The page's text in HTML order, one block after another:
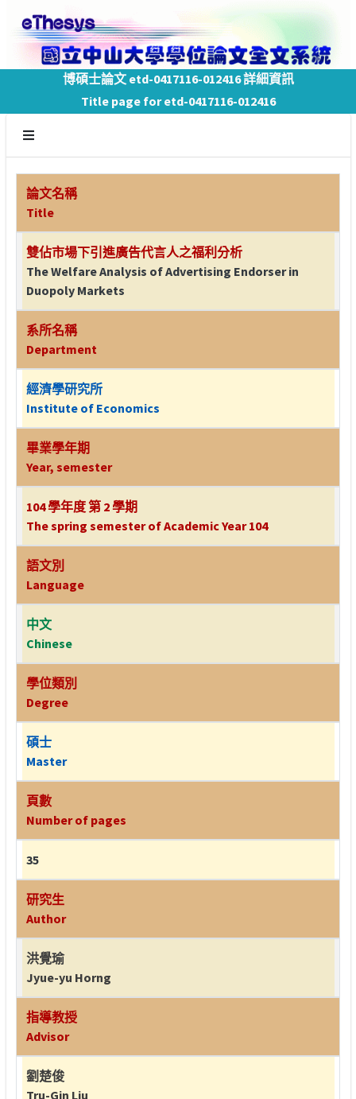
博碩士論文 etd-0417116-012416 詳細資訊
Title page for etd-0417116-012416
論文名稱
Title
雙佔市場下引進廣告代言人之福利分析
The Welfare Analysis of Advertising Endorser in
Duopoly Markets
系所名稱
Department
經濟學研究所
Institute of Economics
畢業學年期
Year, semester
104 學年度 第 2 學期
The spring semester of Academic Year 104
語文別
Language
中文
Chinese
學位類別
Degree
碩士
Master
頁數
Number of pages
35
研究生
Author
洪覺瑜
Jyue-yu Horng
指導教授
Advisor
劉楚俊
Tru-Gin Liu